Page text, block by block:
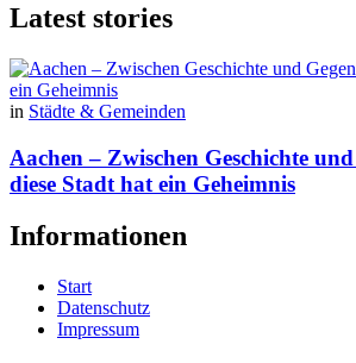
Latest stories
in Städte & Gemeinden
Aachen – Zwischen Geschichte
diese Stadt hat ein Geheimnis
Informationen
Start
Datenschutz
Impressum